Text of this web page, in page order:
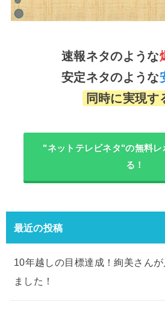
速報ネタのような
安定ネタのような
同時に実現す
"ネットテレビネタ"の無料レ
る！
最近の投稿
10年越しの目標達成！絢美さん
ました！